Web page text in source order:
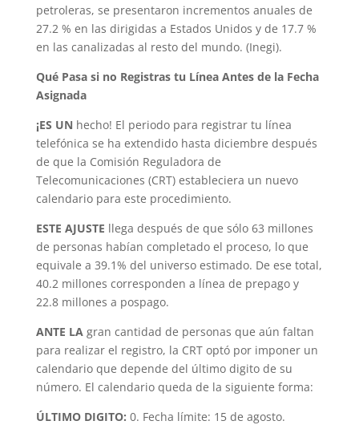
petroleras, se presentaron incrementos anuales de
27.2 % en las dirigidas a Estados Unidos y de 17.7 %
en las canalizadas al resto del mundo. (Inegi).
Qué Pasa si no Registras tu Línea Antes de la Fecha
Asignada
¡ES UN hecho! El periodo para registrar tu línea
telefónica se ha extendido hasta diciembre después
de que la Comisión Reguladora de
Telecomunicaciones (CRT) estableciera un nuevo
calendario para este procedimiento.
ESTE AJUSTE llega después de que sólo 63 millones
de personas habían completado el proceso, lo que
equivale a 39.1% del universo estimado. De ese total,
40.2 millones corresponden a línea de prepago y
22.8 millones a pospago.
ANTE LA gran cantidad de personas que aún faltan
para realizar el registro, la CRT optó por imponer un
calendario que depende del último digito de su
número. El calendario queda de la siguiente forma:
ÚLTIMO DIGITO: 0. Fecha límite: 15 de agosto.